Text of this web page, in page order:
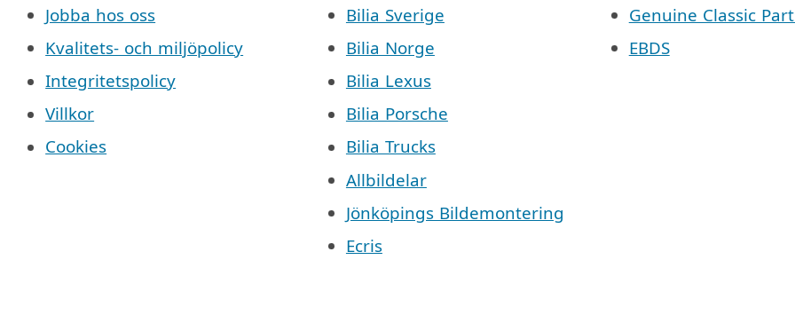
Jobba hos oss
Kvalitets- och miljöpolicy
Integritetspolicy
Villkor
Cookies
Bilia Sverige
Bilia Norge
Bilia Lexus
Bilia Porsche
Bilia Trucks
Allbildelar
Jönköpings Bildemontering
Ecris
Genuine Classic
EBDS